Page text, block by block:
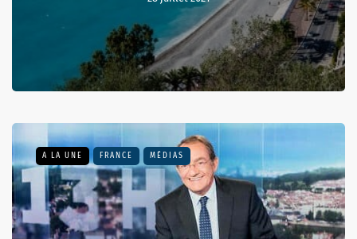
A LA UNE FRANCE MÉDIAS